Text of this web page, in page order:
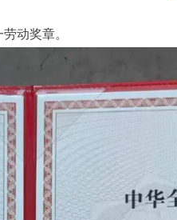
动奖章。